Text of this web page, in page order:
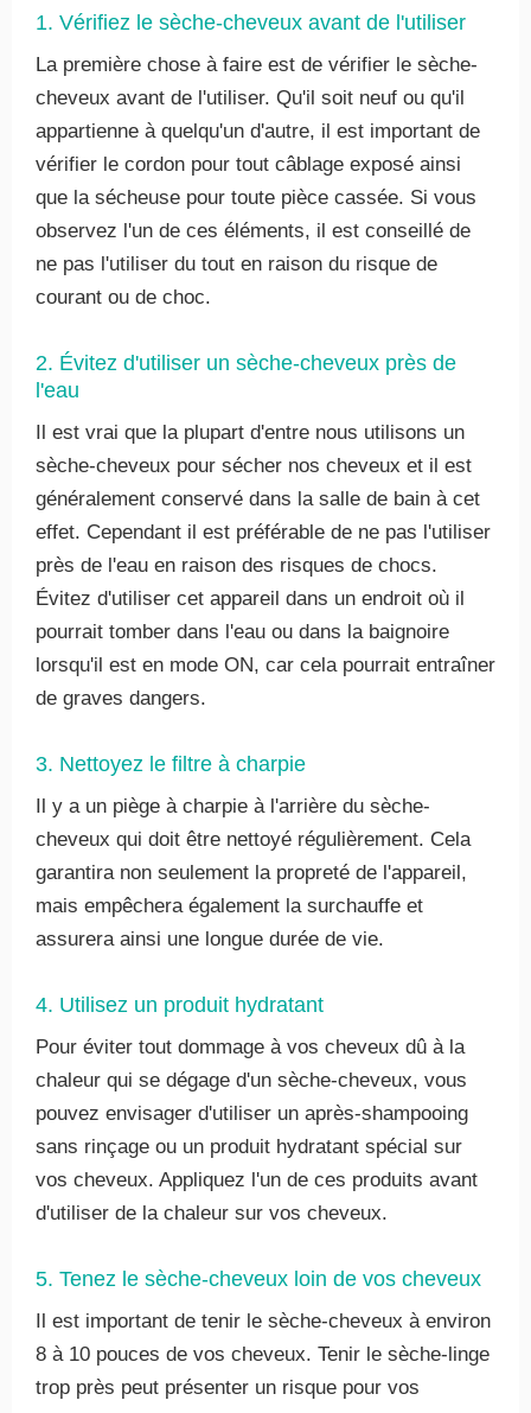
1. Vérifiez le sèche-cheveux avant de l'utiliser
La première chose à faire est de vérifier le sèche-
cheveux avant de l'utiliser. Qu'il soit neuf ou qu'il
appartienne à quelqu'un d'autre, il est important de
vérifier le cordon pour tout câblage exposé ainsi
que la sécheuse pour toute pièce cassée. Si vous
observez l'un de ces éléments, il est conseillé de
ne pas l'utiliser du tout en raison du risque de
courant ou de choc.
2. Évitez d'utiliser un sèche-cheveux près de
l'eau
Il est vrai que la plupart d'entre nous utilisons un
sèche-cheveux pour sécher nos cheveux et il est
généralement conservé dans la salle de bain à cet
effet. Cependant il est préférable de ne pas l'utiliser
près de l'eau en raison des risques de chocs.
Évitez d'utiliser cet appareil dans un endroit où il
pourrait tomber dans l'eau ou dans la baignoire
lorsqu'il est en mode ON, car cela pourrait entraîner
de graves dangers.
3. Nettoyez le filtre à charpie
Il y a un piège à charpie à l'arrière du sèche-
cheveux qui doit être nettoyé régulièrement. Cela
garantira non seulement la propreté de l'appareil,
mais empêchera également la surchauffe et
assurera ainsi une longue durée de vie.
4. Utilisez un produit hydratant
Pour éviter tout dommage à vos cheveux dû à la
chaleur qui se dégage d'un sèche-cheveux, vous
pouvez envisager d'utiliser un après-shampooing
sans rinçage ou un produit hydratant spécial sur
vos cheveux. Appliquez l'un de ces produits avant
d'utiliser de la chaleur sur vos cheveux.
5. Tenez le sèche-cheveux loin de vos cheveux
Il est important de tenir le sèche-cheveux à environ
8 à 10 pouces de vos cheveux. Tenir le sèche-linge
trop près peut présenter un risque pour vos